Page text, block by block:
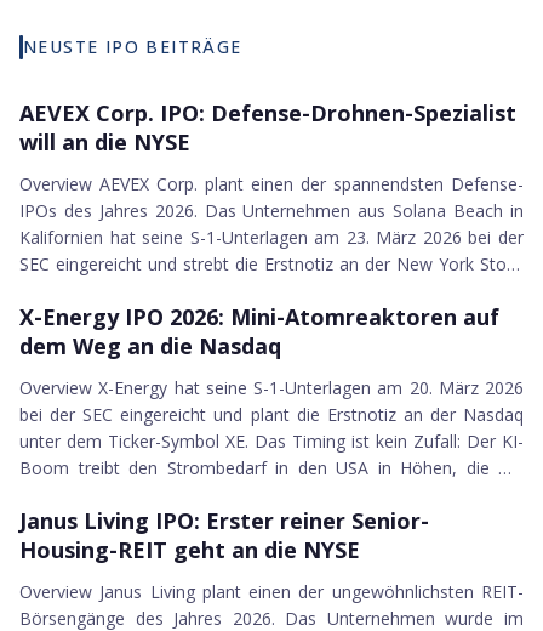
Silver Bow Mining
X-Energy Inc.
Liberty Defense Holdings Ltd.
Yesway Inc.
Aevex Corp.
Alamar Biosciences Inc.
Kailera Therapeutics Inc.
Arxis Inc.
HMH Holding Inc.
Guardian Metal Resources PLC
Janus Living Inc.
Swarmer Inc.
MDA Space Ltd.
PayPay Corp.
Generate Biomedicines
Birchtech
Rank One Computing Corp.
ARKO Petroleum Corp.
NEUSTE IPO BEITRÄGE
AEVEX Corp. IPO
AEVEX Corp. IPO: Defense-Drohnen-Spezialist
will an die NYSE
Overview AEVEX Corp. plant einen der spannendsten Defense-
IPOs des Jahres 2026. Das Unternehmen aus Solana Beach in
Kalifornien hat seine S-1-Unterlagen am 23. März 2026 bei der
SEC eingereicht und strebt die Erstnotiz an der New York Stock
steht der Chicagoer Private-Equity-Investor Madison Dearborn
Partners, der das Unternehmen seit Jahren kontrolliert.
Unternehmen mit dem Fokus auf US-Si...
X-Energy IPO 2026
X-Energy IPO 2026: Mini-Atomreaktoren auf
dem Weg an die Nasdaq
Overview X-Energy hat seine S-1-Unterlagen am 20. März 2026
bei der SEC eingereicht und plant die Erstnotiz an der Nasdaq
unter dem Ticker-Symbol XE. Das Timing ist kein Zufall: Der KI-
Boom treibt den Strombedarf in den USA in Höhen, die mit
Rechenzentren in den Vereinigten Staaten werden ihren
Stromverbrauch von rund 108 TWh im Jahr 2020 auf etwa 426
Gegründet 2009 von Kam Ghaffarian, hat...
Janus Living IPO
16.03.2026
Janus Living IPO: Erster reiner Senior-
Housing-REIT geht an die NYSE
Overview Janus Living plant einen der ungewöhnlichsten REIT-
Börsengänge des Jahres 2026. Das Unternehmen wurde im